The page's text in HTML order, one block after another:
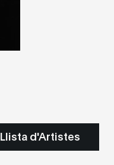
Llista d'Artistes